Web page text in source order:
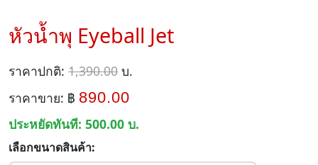
หัวน้ำพุ Eyeball Jet
ราคาปกติ: 1,390.00 บ.
ราคาขาย: ฿ 890.00
ประหยัดทันที: 500.00 บ.
เลือกขนาดสินค้า: